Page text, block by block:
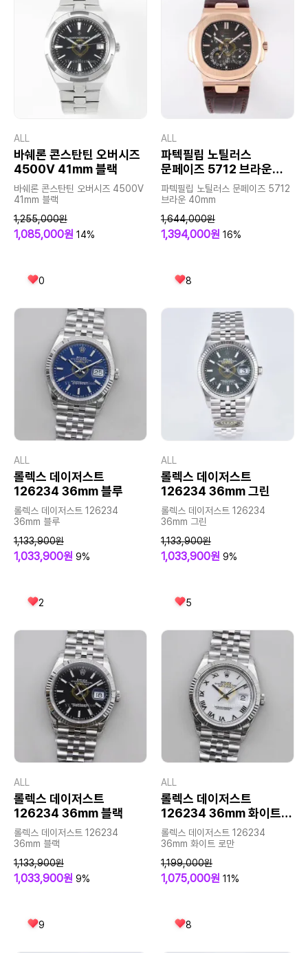
ALL
바쉐론 콘스탄틴 오버시즈
4500V 41mm 블랙
바쉐론 콘스탄틴 오버시즈 4500V
41mm 블랙
1,255,000원
1,085,000원 14%
0
ALL
파텍필립 노틸러스
문페이즈 5712 브라운
40mm
파텍필립 노틸러스 문페이즈 5712
브라운 40mm
1,644,000원
1,394,000원 16%
8
ALL
롤렉스 데이저스트
126234 36mm 블루
롤렉스 데이저스트 126234
36mm 블루
1,133,900원
1,033,900원 9%
2
ALL
롤렉스 데이저스트
126234 36mm 그린
롤렉스 데이저스트 126234
36mm 그린
1,133,900원
1,033,900원 9%
5
ALL
롤렉스 데이저스트
126234 36mm 블랙
롤렉스 데이저스트 126234
36mm 블랙
1,133,900원
1,033,900원 9%
9
ALL
롤렉스 데이저스트
126234 36mm 화이트
로만
롤렉스 데이저스트 126234
36mm 화이트 로만
1,199,000원
1,075,000원 11%
8